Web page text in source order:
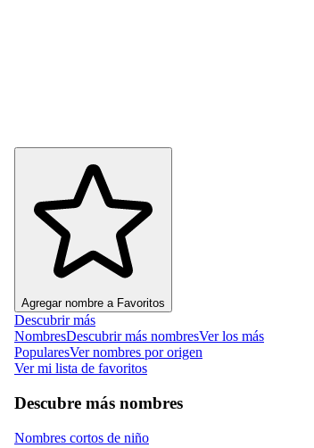
Agregar nombre a Favoritos
Descubrir más
NombresDescubrir más nombresVer los más
PopularesVer nombres por origen
Ver mi lista de favoritos
Descubre más nombres
Nombres cortos de niño